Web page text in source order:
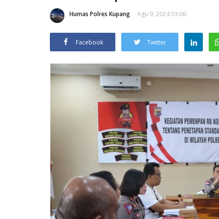
Humas Polres Kupang Agu 9, 2024 03:06
Facebook Twitter